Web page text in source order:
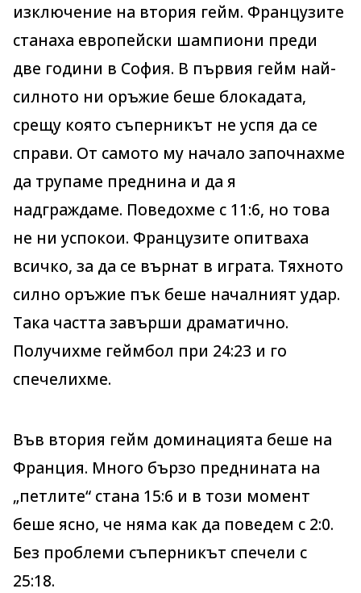
изключение на втория гейм. Французите
станаха европейски шампиони преди
две години в София. В първия гейм най-
силното ни оръжие беше блокадата,
срещу която съперникът не успя да се
справи. От самото му начало започнахме
да трупаме преднина и да я
надграждаме. Поведохме с 11:6, но това
не ни успокои. Французите опитваха
всичко, за да се върнат в играта. Тяхното
силно оръжие пък беше началният удар.
Така частта завърши драматично.
Получихме геймбол при 24:23 и го
спечелихме.
Във втория гейм доминацията беше на
Франция. Много бързо преднината на
„петлите“ стана 15:6 и в този момент
беше ясно, че няма как да поведем с 2:0.
Без проблеми съперникът спечели с
25:18.